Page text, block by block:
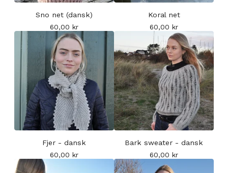
Sno net (dansk)
60,00 kr
Koral net
60,00 kr
Fjer - dansk
60,00 kr
Bark sweater - dansk
60,00 kr